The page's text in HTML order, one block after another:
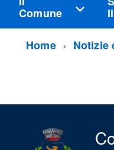
Comune
Home Notizie